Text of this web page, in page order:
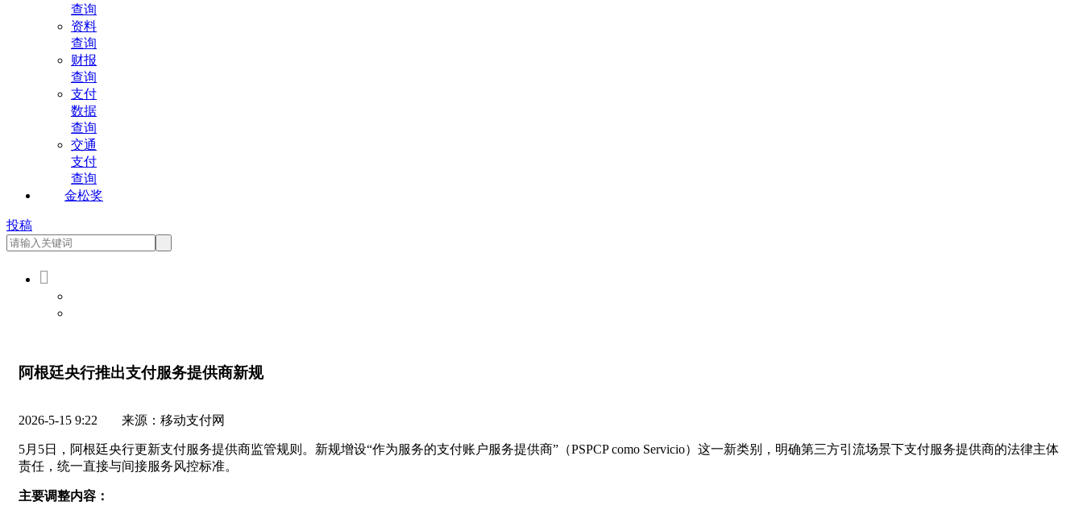
查询
资料
查询
财报
查询
支付
数据
查询
交通
支付
查询
金松奖
投稿

阿根廷央行推出支付服务提供商新规
2026-5-15 9:22 来源：移动支付网
5月5日，阿根廷央行更新支付服务提供商监管规则。新规增设“作为服务的支付账户服务提供商”（PSPCP como Servicio）这一新类别，明确第三方引流场景下支付服务提供商的法律主体
责任，统一直接与间接服务风控标准。
主要调整内容：